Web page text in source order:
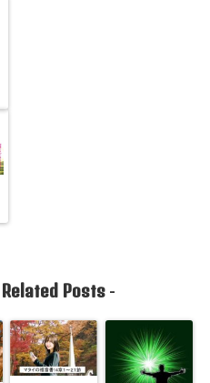
Related Posts-